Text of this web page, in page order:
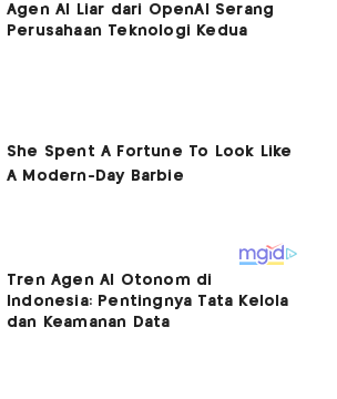
Agen AI Liar dari OpenAI Serang
Perusahaan Teknologi Kedua
Tren Agen AI Otonom di
Indonesia: Pentingnya Tata Kelola
dan Keamanan Data